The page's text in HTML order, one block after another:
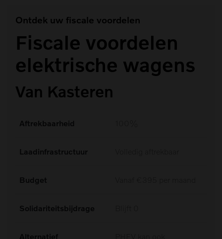
Ontdek uw fiscale voordelen
Fiscale voordelen
elektrische wagens
Van Kasteren
Aftrekbaarheid
Laadinfrastructuur
Budget
Solidariteitsbijdrage
Alternatief